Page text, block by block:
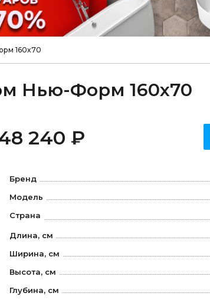
160x70
Нью-Форм 160x70
240 ₽
Бренд
Модель
Страна
Длина, см
Ширина, см
Высота, см
Глубина, см